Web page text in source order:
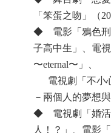
「笨蛋之吻」（
◆ 電影「鴉色刑
子高中生」、電
〜eternal〜」、
電視劇「不小
－兩個人的夢想
◆ 電視劇「婚活
人！？」、電影